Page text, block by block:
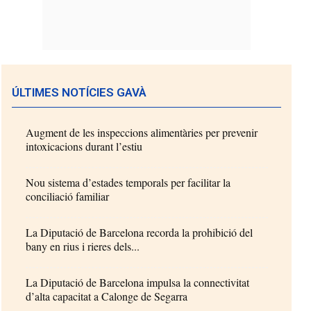
ÚLTIMES NOTÍCIES GAVÀ
Augment de les inspeccions alimentàries per prevenir
intoxicacions durant l’estiu
Nou sistema d’estades temporals per facilitar la
conciliació familiar
La Diputació de Barcelona recorda la prohibició del
bany en rius i rieres dels...
La Diputació de Barcelona impulsa la connectivitat
d’alta capacitat a Calonge de Segarra